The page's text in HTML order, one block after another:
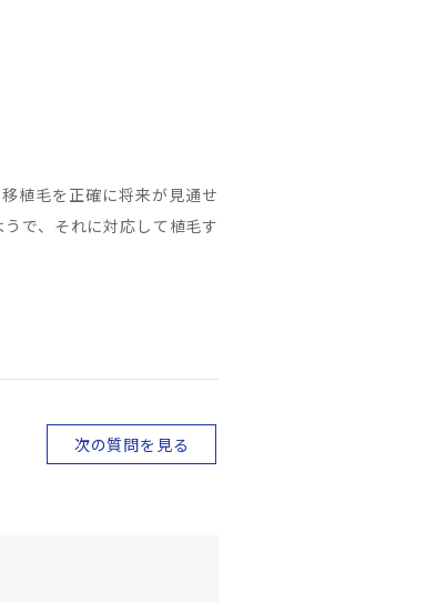
植毛を正確に将来が見通せ
で、それに対応して植毛す
次の質問を見る